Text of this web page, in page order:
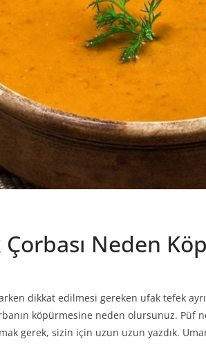
Neden
dikkat edilmesi gereken ufak tefek
köpürmesine neden olursunuz. Püf
gerek, sizin için uzun uzun yazdık.